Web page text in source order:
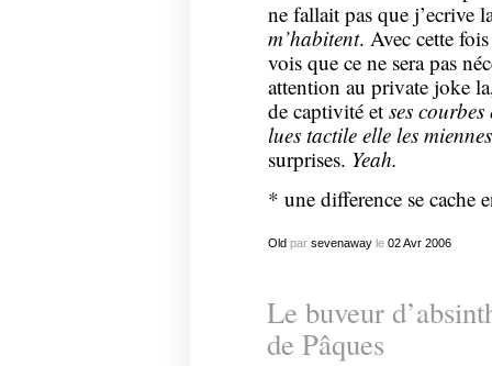
ne fallait pas que j’ecrive
m’habitent. Avec cette
vois que ce ne sera pas
attention au private joke
de captivité etses courbes
lues tactile elle les
surprises. Yeah.
* une difference se cache
Oldpar sevenawayle 02 Avr 2006
Le buveur
de Pâques